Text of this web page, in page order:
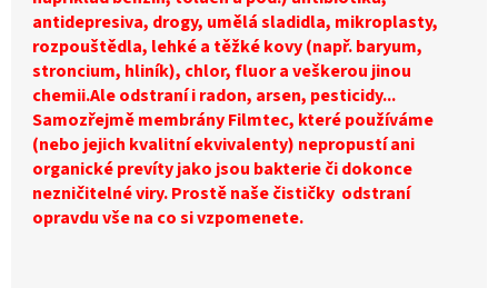
antidepresiva, drogy, umělá sladidla, mikroplasty,
rozpouštědla, lehké a těžké kovy (např. baryum,
stroncium, hliník), chlor, fluor a veškerou jinou
chemii.Ale odstraní i radon, arsen, pesticidy...
Samozřejmě membrány Filmtec, které používáme
(nebo jejich kvalitní ekvivalenty) nepropustí ani
organické prevíty jako jsou bakterie či dokonce
nezničitelné viry. Prostě naše čističky odstraní
opravduvše na co si vzpomenete.